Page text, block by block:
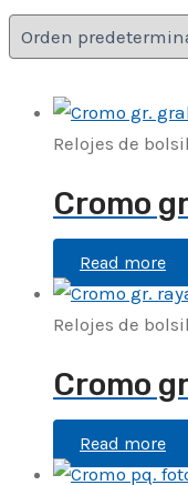
Relojes de
Cromo
Read more
Relojes de
Cromo
Read more